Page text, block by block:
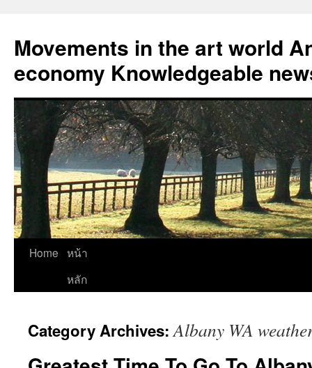
content
Movements in the art world
economy Knowledgeable
Home หน้า
หลัก
Category Archives:Albany WA